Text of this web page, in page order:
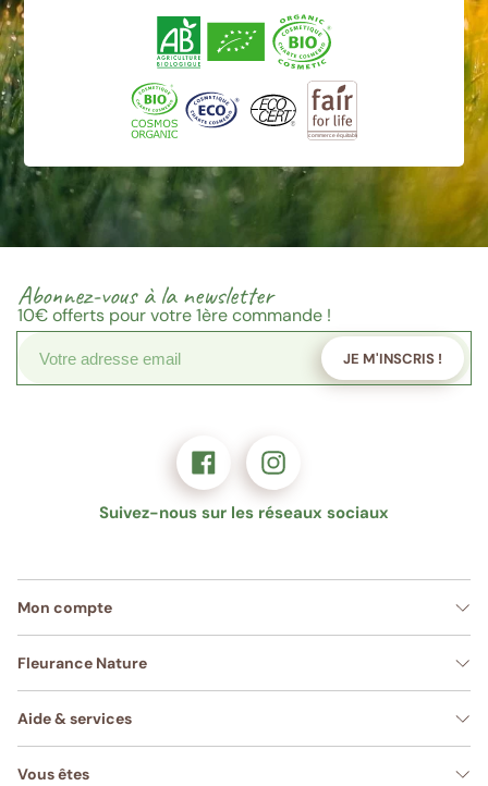
Abonnez-vous à la newsletter
10€offerts pour votre 1ère commande !
JE M'INSCRIS !
Suivez-nous sur les réseaux sociaux
Mon compte
Fleurance Nature
Aide & services
Vous êtes